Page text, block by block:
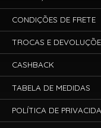
CONDIÇÕES DE FRETE
TROCAS E
CASHBACK
TABELA DE MEDIDAS
POLÍTICA DE